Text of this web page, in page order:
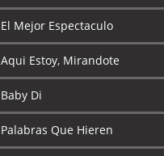
El Mejor Espectaculo
Aqui Estoy, Mirandote
Baby Di
Palabras Que Hieren